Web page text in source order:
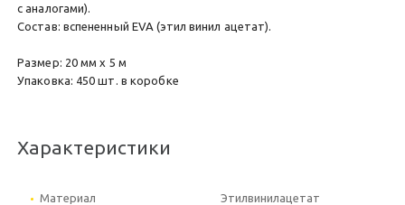
с аналогами).
Состав: вспененный EVA (этил винил ацетат).
Размер: 20 мм х 5 м
Упаковка: 450 шт. в коробке
Характеристики
Материал Этилвинилацетат